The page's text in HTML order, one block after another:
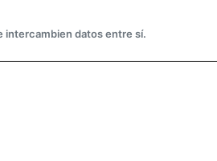
intercambien datos entre sí.